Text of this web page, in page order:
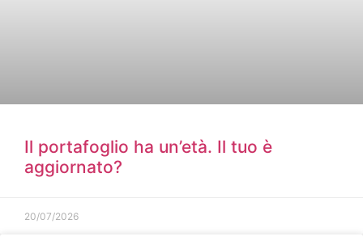
Il portafoglio ha un’età. Il tuo è
aggiornato?
20/07/2026